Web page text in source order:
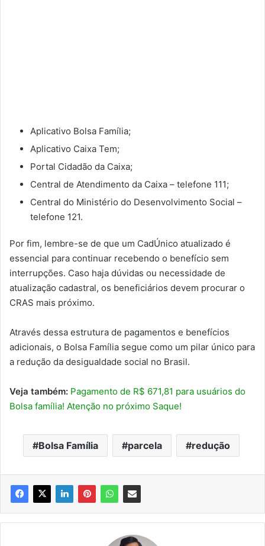
Aplicativo Bolsa Família;
Aplicativo Caixa Tem;
Portal Cidadão da Caixa;
Central de Atendimento da Caixa – telefone 111;
Central do Ministério do Desenvolvimento Social –
telefone 121.
Por fim, lembre-se de que um CadÚnico atualizado é
essencial para continuar recebendo o benefício sem
interrupções. Caso haja dúvidas ou necessidade de
atualização cadastral, os beneficiários devem procurar o
CRAS mais próximo.
Através dessa estrutura de pagamentos e benefícios
adicionais, o Bolsa Família segue como um pilar único para
a redução da desigualdade social no Brasil.
Veja também: Pagamento de R$ 671,81 para usuários do
Bolsa família! Atenção no próximo Saque!
Bolsa Família parcela redução